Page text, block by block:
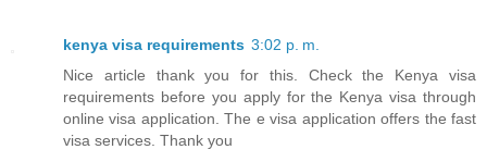
kenya visa requirements 3:02 p. m.
Nice article thank you for this. Check the Kenya visa
requirements before you apply for the Kenya visa through
online visa application. The e visa application offers the fast
visa services. Thank you